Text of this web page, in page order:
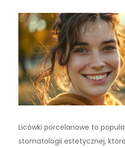
Licówki porcelanowe to
stomatologii estetycznej,